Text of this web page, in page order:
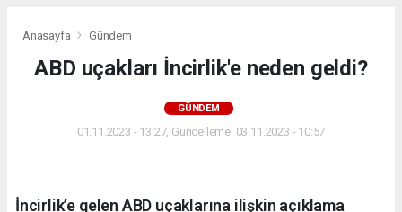
Anasayfa Gündem
ABD uçakları İncirlik'e neden geldi?
GÜNDEM
01.11.2023 - 13:27, Güncelleme: 03.11.2023 - 10:57
İncirlik’e gelen ABD uçaklarına ilişkin açıklama